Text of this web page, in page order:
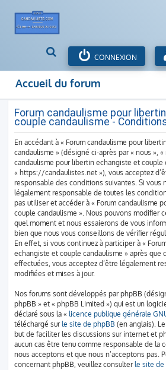
h
e
r
c
h
e
CONNEXION
Accueil du forum
Forum candaulisme pour
couple candaulisme -
En accédant à « Forum candaulisme pour
candaulisme » (désigné ci-après par « nous », «
candaulisme pour libertin echangiste et couple
« https://candaulistes.net »), vous acceptez
responsable des conditions suivantes. Si vous
légalement responsable de toutes les
pas utiliser et accéder à « Forum candaulisme
couple candaulisme ». Nous pouvons modifier
quel moment et nous essaierons de vous
bien que nous vous conseillons de vérifier
En effet, si vous continuez à participer à «
echangiste et couple candaulisme » après que
effectuées, vous acceptez d’être légalement
modifiées et mises à jour.
Nos forums sont développés par phpBB
phpBB » et « phpBB Limited ») qui est un
déclaré sous la «licence publique générale
téléchargé surle site de phpBB (en anglais).
but de faciliter les discussions sur internet et
aucun cas être tenu comme responsable de la
nous acceptons et que nous n’acceptons pas.
concernant phpBB, veuillez consulterle site de